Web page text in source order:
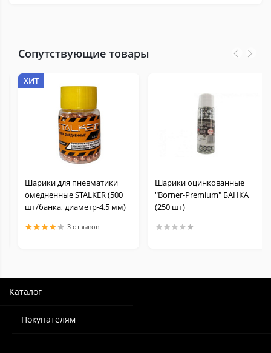
Сопутствующие товары
ХИТ
Шарики для пневматики
омедненные STALKER (500
шт/банка, диаметр-4,5 мм)
3 отзывов
Шарики оцинкованные
"Borner-Premium" БАНКА
(250 шт)
Каталог
Покупателям